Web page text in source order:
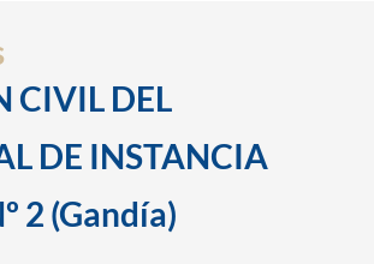
CIVIL DEL
DE INSTANCIA
2 (Gandía)